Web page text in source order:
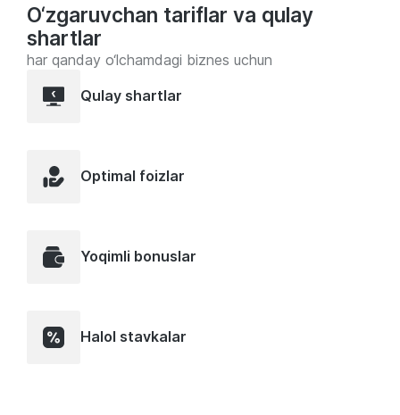
O‘zgaruvchan tariflar va qulay
shartlar
har qanday o‘lchamdagi biznes uchun
Qulay shartlar
Optimal foizlar
Yoqimli bonuslar
Halol stavkalar